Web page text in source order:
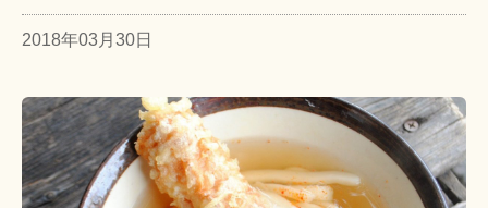
2018年03月30日